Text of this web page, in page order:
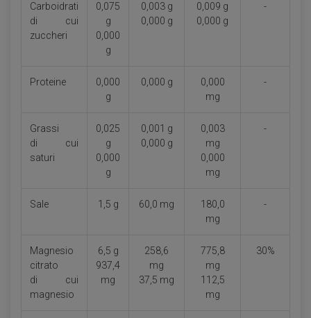
Carboidrati
di cui
zuccheri
0,075
g
0,000
g
0,003 g
0,000 g
0,009 g
0,000 g
-
Proteine
0,000
g
0,000 g
0,000
mg
-
Grassi
di cui
saturi
0,025
g
0,000
g
0,001 g
0,000 g
0,003
mg
0,000
mg
-
Sale 1,5 g 60,0 mg
180,0
mg
-
Magnesio
citrato
di cui
magnesio
6,5 g
937,4
mg
258,6
mg
37,5 mg
775,8
mg
112,5
mg
30%